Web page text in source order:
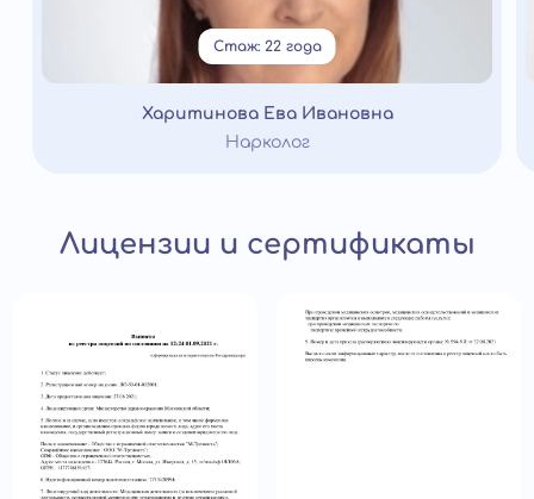
Стаж: 22 года
Харитинова Ева Ивановна
Нарколог
Лицензии и сертификаты